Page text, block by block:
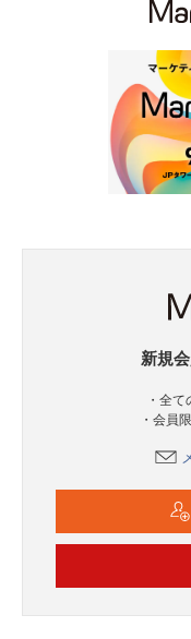
新規
・全
・会員